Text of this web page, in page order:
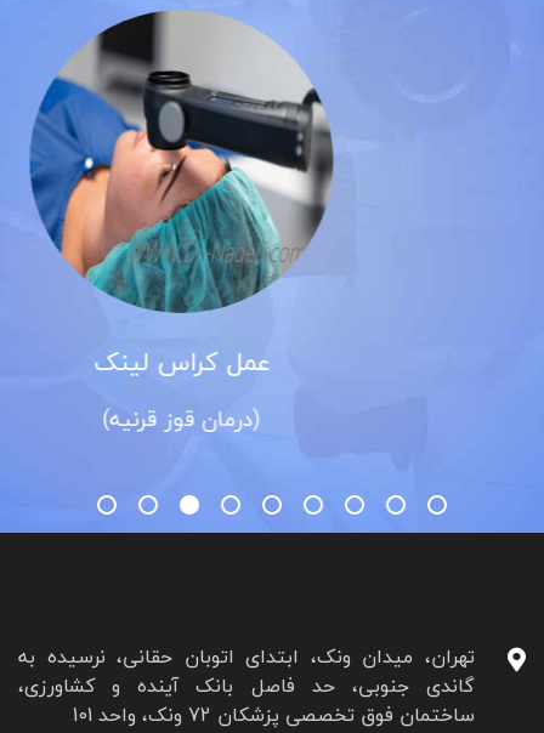
عمل کراس لینک
(درمان قوز قرنیه)
تهران، میدان ونک، ابتدای اتوبان حقانی، نرسیده به
گاندی جنوبی، حد فاصل بانک آینده و کشاورزی،
ساختمان فوق تخصصی پزشکان 72 ونک، واحد 101